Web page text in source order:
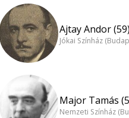
Ajtay Andor (59)
Jókai Színház
Major Tamás
Nemzeti Színház